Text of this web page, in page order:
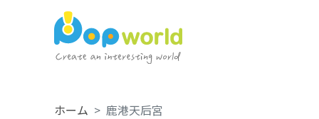
ホーム 鹿港天后宮